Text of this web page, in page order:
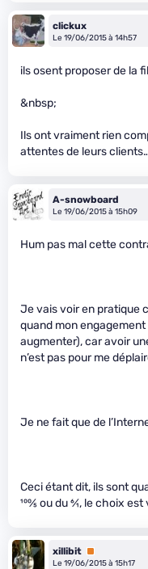
clickux
Le 19/06/2015 à 14h57
ils osent proposer de la
&nbsp;
Ils ont vraiment rien
attentes de leurs
A-snowboard
Le 19/06/2015 à 15h09
Hum pas mal cette
Je vais voir en pratique
quand mon
augmenter), car avoir
n’est pas pour me
Je ne fait que de
Ceci étant dit, ils sont
100⁄5ou du6⁄1, le choix est
xillibit Premium
Le 19/06/2015 à 15h17